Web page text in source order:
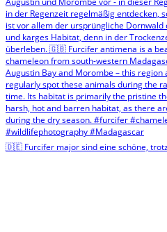
🇩🇪 Furcifer major sind eine schöne,